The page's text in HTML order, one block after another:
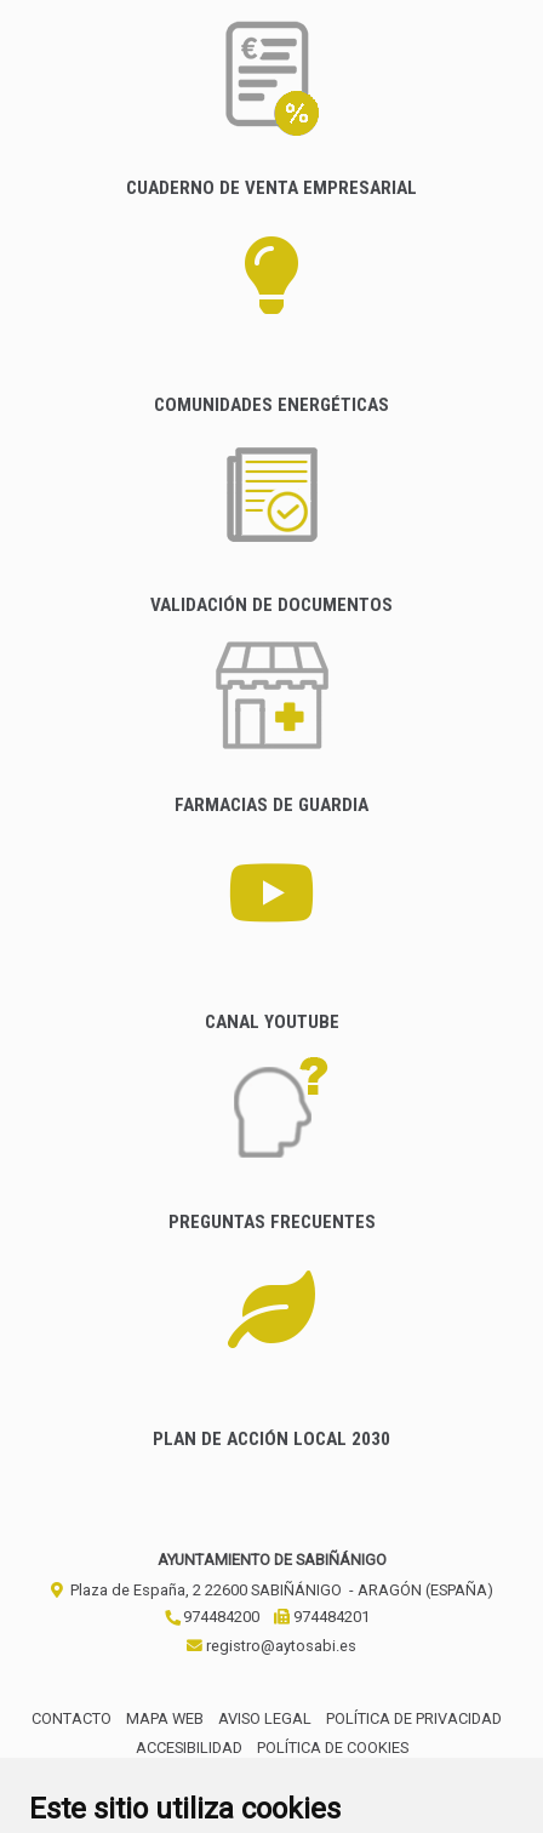
Este sitio utiliza cookies
CUADERNO DE VENTA EMPRESARIAL
COMUNIDADES ENERGÉTICAS
VALIDACIÓN DE DOCUMENTOS
FARMACIAS DE GUARDIA
CANAL YOUTUBE
PREGUNTAS FRECUENTES
PLAN DE ACCIÓN LOCAL 2030
AYUNTAMIENTO DE SABIÑÁNIGO
Plaza de España, 2 22600 SABIÑÁNIGO - ARAGÓN (ESPAÑA)
974484200
974484201
registro@aytosabi.es
CONTACTO MAPA WEB AVISO LEGAL
POLÍTICA DE PRIVACIDAD
ACCESIBILIDAD
POLÍTICA DE COOKIES